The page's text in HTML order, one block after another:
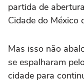
partida de
Cidade do México
Mas isso não
se espalharam
⁠cidade para